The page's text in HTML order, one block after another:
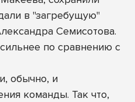
в "загребущую"
Семисотова.
по сравнению с
обычно, и
команды. Так что,